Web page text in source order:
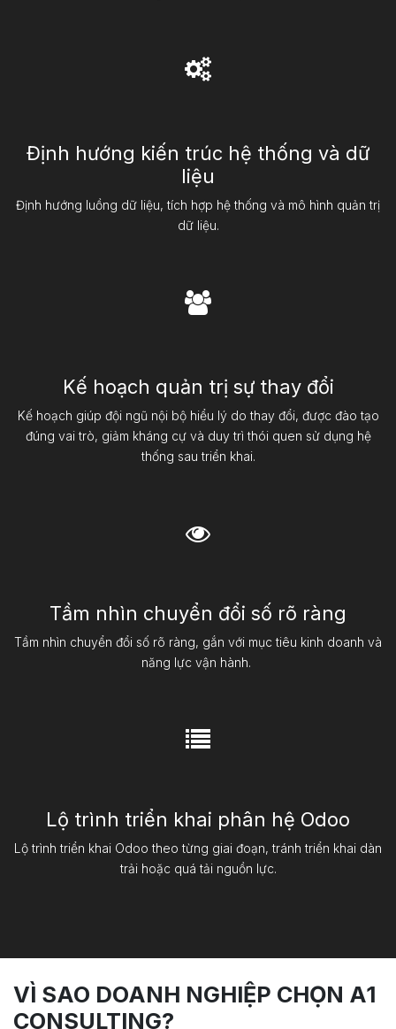
Định hướng kiến trúc hệ thống và dữ
liệu
Định hướng luồng dữ liệu, tích hợp hệ thống và mô hình quản trị
dữ liệu.
Kế hoạch quản trị sự thay đổi
Kế hoạch giúp đội ngũ nội bộ hiểu lý do thay đổi, được đào tạo
đúng vai trò, giảm kháng cự và duy trì thói quen sử dụng hệ
thống sau triển khai.
Tầm nhìn chuyển đổi số rõ ràng
Tầm nhìn chuyển đổi số rõ ràng, gắn với mục tiêu kinh doanh và
năng lực vận hành. ​
Lộ trình triển khai phân hệ Odoo
Lộ trình triển khai Odoo theo từng giai đoạn, tránh triển khai dàn
trải hoặc quá tải nguồn lực.
VÌ SAO DOANH NGHIỆP CHỌN A1
CONSULTING?